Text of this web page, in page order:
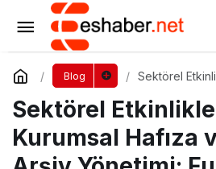
Blog
Sektörel
Dinamikleri ve
Teknolojileri
Sektörel
Kurumsal Hafıza
Melamin Nedir?
Önemlidir?
Yorum Yap